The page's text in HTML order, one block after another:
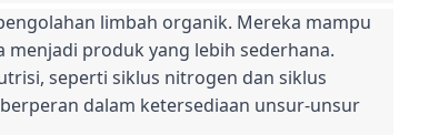
limbah organik. Mereka mampu
produk yang lebih sederhana.
seperti siklus nitrogen dan siklus
dalam ketersediaan unsur-unsur